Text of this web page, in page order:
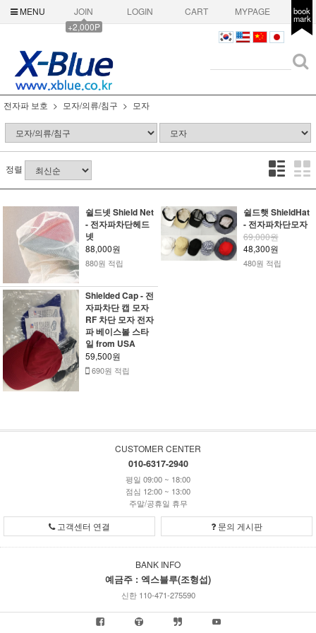
MENU
JOIN
+2,000P
LOGIN CART MYPAGE book
mark
전자파 보호 모자/의류/침구 모자
정렬
쉴드넷 Shield Net
- 전자파차단헤드
넷
88,000원
880원 적립
쉴드햇 ShieldHat
- 전자파차단모자
69,000원
48,300원
480원 적립
Shielded Cap - 전
자파차단 캡 모자
RF 차단 모자 전자
파 베이스볼 스타
일 from USA
59,500원
690원 적립
CUSTOMER CENTER
010-6317-2940
평일 09:00 ~ 18:00
점심 12:00 ~ 13:00
주말/공휴일 휴무
고객센터 연결 문의 게시판
BANK INFO
예금주 : 엑스블루(조형섭)
신한 110-471-275590